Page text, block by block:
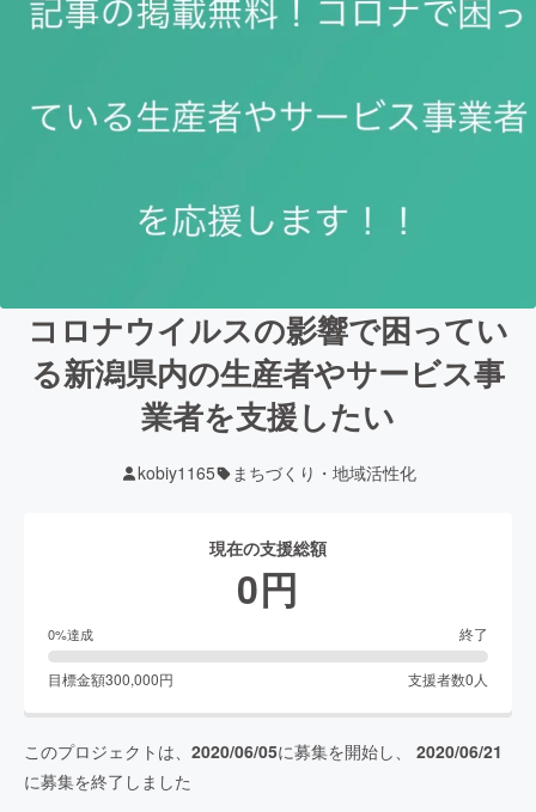
コロナウイルスの影響で困ってい
る新潟県内の生産者やサービス事
業者を支援したい
kobiy1165 まちづくり・地域活性化
現在の支援総額
0円
0%達成 終了
目標金額300,000円 支援者数0人
このプロジェクトは、 2020/06/05に募集を開始し、 2020/06/21
に募集を終了しました